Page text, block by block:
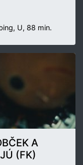
U, 88 min.
A
(FK)